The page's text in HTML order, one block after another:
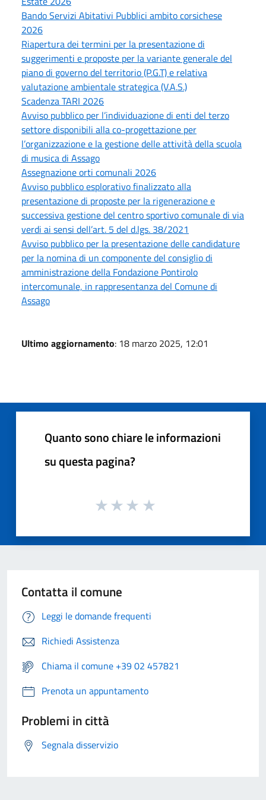
Bando Servizi Abitativi Pubblici ambito corsichese
2026
Riapertura dei termini per la presentazione di
suggerimenti e proposte per la variante generale del
piano di governo del territorio (P.G.T) e relativa
valutazione ambientale strategica (V.A.S.)
Scadenza TARI 2026
Avviso pubblico per l’individuazione di enti del terzo
settore disponibili alla co-progettazione per
l’organizzazione e la gestione delle attività della scuola
di musica di Assago
Assegnazione orti comunali 2026
Avviso pubblico esplorativo finalizzato alla
presentazione di proposte per la rigenerazione e
successiva gestione del centro sportivo comunale di via
verdi ai sensi dell’art. 5 del d.lgs. 38/2021
Avviso pubblico per la presentazione delle candidature
per la nomina di un componente del consiglio di
amministrazione della Fondazione Pontirolo
intercomunale, in rappresentanza del Comune di
Assago
Ultimo aggiornamento: 18 marzo 2025, 12:01
Quanto sono chiare le informazioni
su questa pagina?
Contatta il comune
Leggi le domande frequenti
Richiedi Assistenza
Chiama il comune +39 02 457821
Prenota un appuntamento
Problemi in città
Segnala disservizio